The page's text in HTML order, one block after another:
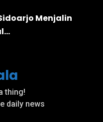
Menjalin
thing!
daily news